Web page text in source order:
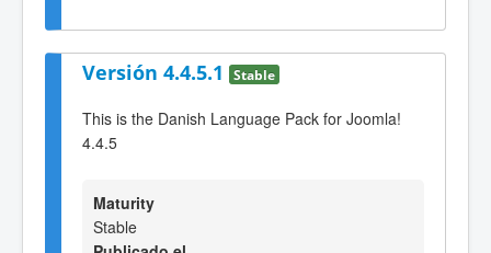
Versión 4.4.5.1 Stable
This is the Danish Language Pack for Joomla!
4.4.5
Maturity
Stable